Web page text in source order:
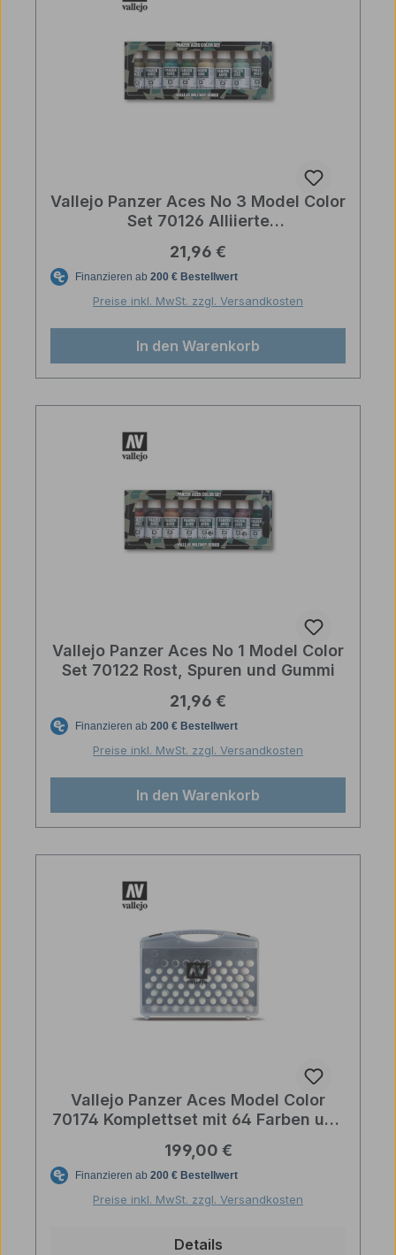
Vallejo Panzer Aces No 3 Model Color
Set 70126 Alliierte
Regulärer Preis:
21,96 €
Preise inkl. MwSt. zzgl. Versandkosten
In den Warenkorb
Vallejo Panzer Aces No 1 Model Color
Set 70122 Rost, Spuren und Gummi
Regulärer Preis:
21,96 €
Preise inkl. MwSt. zzgl. Versandkosten
In den Warenkorb
Vallejo Panzer Aces Model Color
70174 Komplettset mit 64 Farben und
Regulärer Preis:
199,00 €
Preise inkl. MwSt. zzgl. Versandkosten
Details